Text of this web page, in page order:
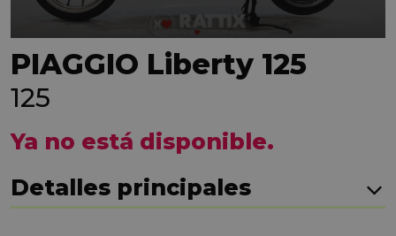
PIAGGIO Liberty 125
125
Ya no está disponible.
Detalles principales